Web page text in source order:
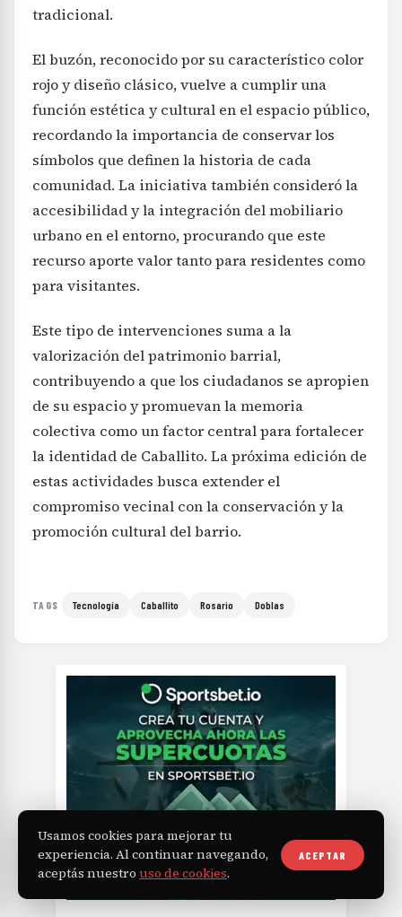
tradicional.
El buzón, reconocido por su característico color
rojo y diseño clásico, vuelve a cumplir una
función estética y cultural en el espacio público,
recordando la importancia de conservar los
símbolos que definen la historia de cada
comunidad. La iniciativa también consideró la
accesibilidad y la integración del mobiliario
urbano en el entorno, procurando que este
recurso aporte valor tanto para residentes como
para visitantes.
Este tipo de intervenciones suma a la
valorización del patrimonio barrial,
contribuyendo a que los ciudadanos se apropien
de su espacio y promuevan la memoria
colectiva como un factor central para fortalecer
la identidad de Caballito. La próxima edición de
estas actividades busca extender el
compromiso vecinal con la conservación y la
promoción cultural del barrio.
TAGS Tecnología Caballito Rosario Doblas
Usamos cookies para mejorar tu
experiencia. Al continuar navegando,
aceptás nuestro uso de cookies.
ACEPTAR